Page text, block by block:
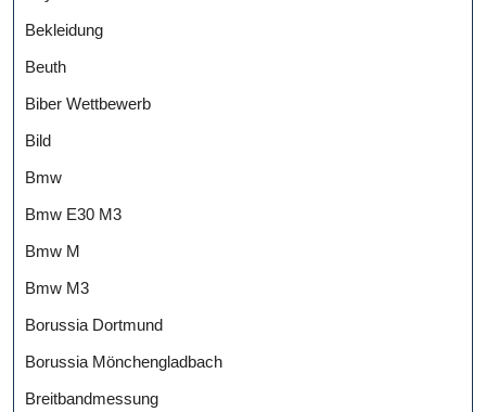
Bekleidung
Beuth
Biber Wettbewerb
Bild
Bmw
Bmw E30 M3
Bmw M
Bmw M3
Borussia Dortmund
Borussia Mönchengladbach
Breitbandmessung